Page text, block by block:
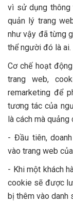
vì sử dụng thông
quản lý trang
như vậy đã từng
thể người đó là ai.
Cơ chế hoạt
trang web,
remarketing để
tương tác của
là cách mà
- Đầu tiên,
vào trang web
- Khi một khách
cookie sẽ được
bị thêm vào danh